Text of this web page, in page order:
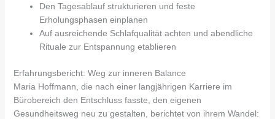
Den Tagesablauf strukturieren und feste
Erholungsphasen einplanen
Auf ausreichende Schlafqualität achten und abendliche
Rituale zur Entspannung etablieren
Erfahrungsbericht: Weg zur inneren Balance
Maria Hoffmann, die nach einer langjährigen Karriere im
Bürobereich den Entschluss fasste, den eigenen
Gesundheitsweg neu zu gestalten, berichtet von ihrem Wandel: